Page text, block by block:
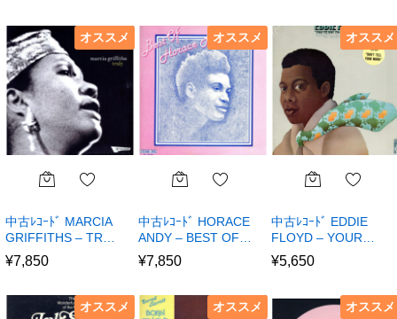
オススメ
中古ﾚｺｰﾄﾞ MARCIA
GRIFFITHS – TR…
¥7,850
オススメ
中古ﾚｺｰﾄﾞ HORACE
ANDY – BEST OF…
¥7,850
オススメ
中古ﾚｺｰﾄﾞ EDDIE
FLOYD – YOUR…
¥5,650
オススメ オススメ オススメ